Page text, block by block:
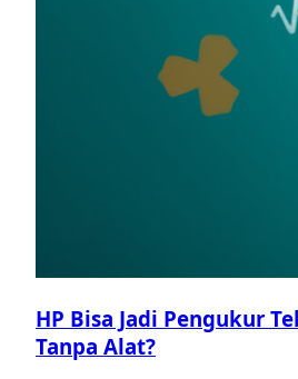
HP Bisa Jadi Pengukur
Tanpa Alat?